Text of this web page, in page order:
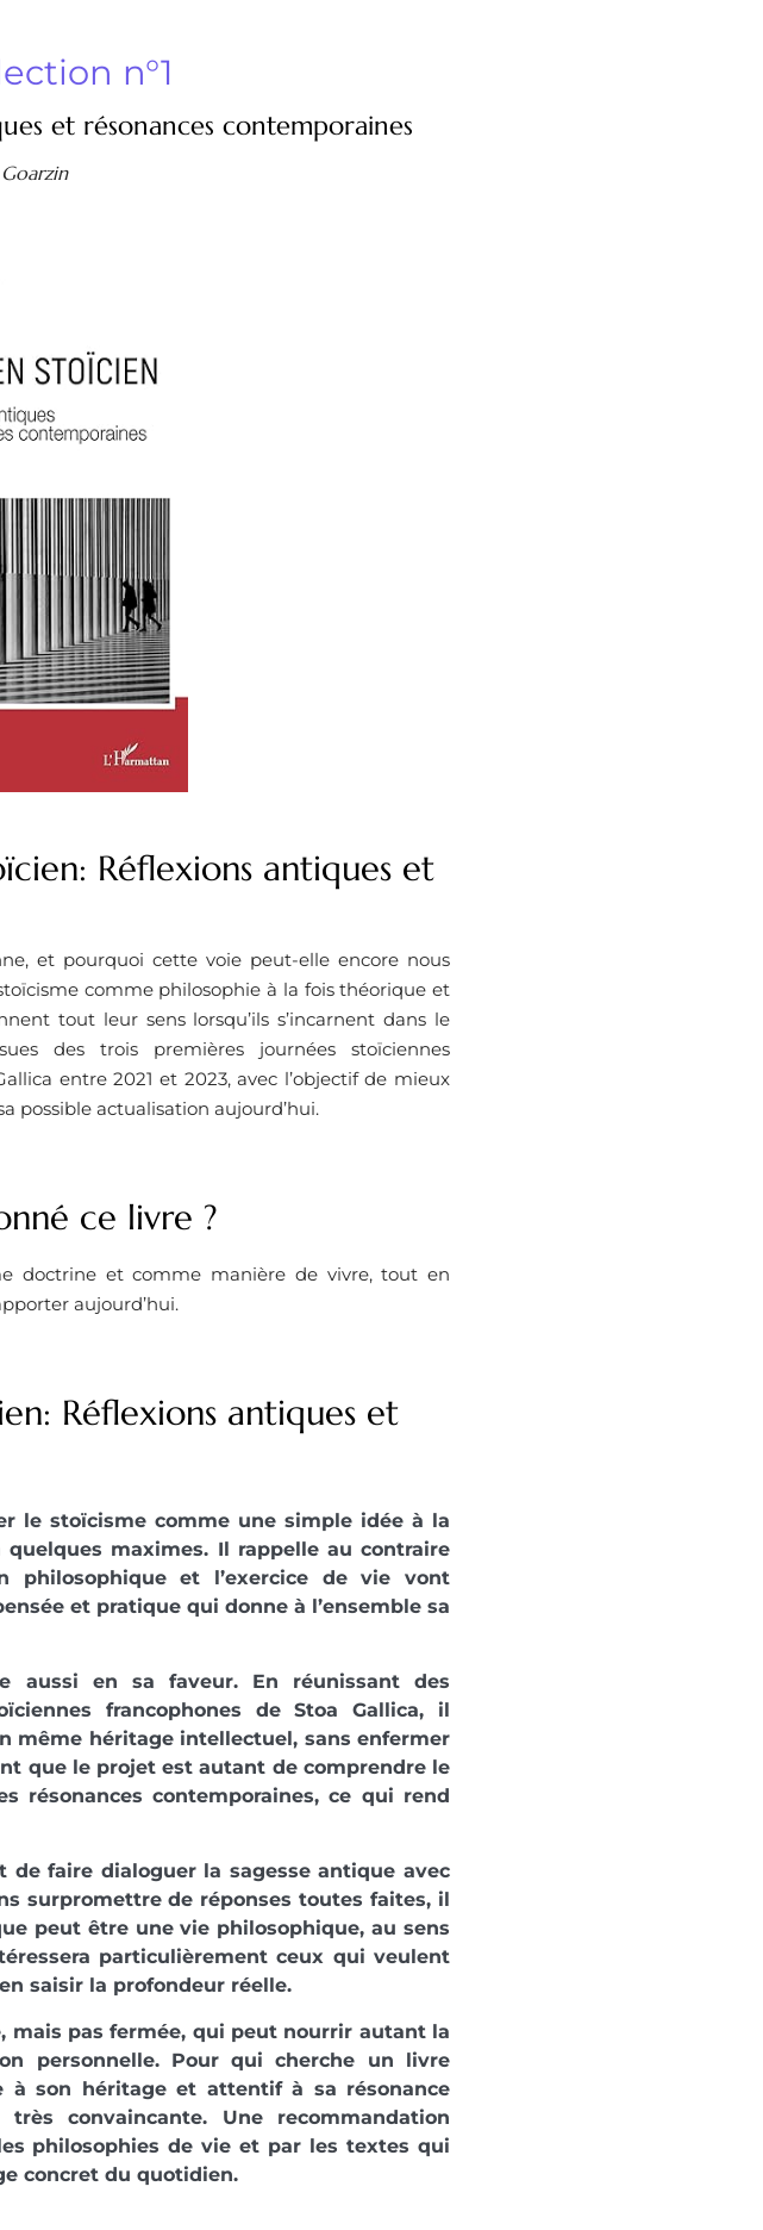
n°1
et résonances contemporaines
Réflexions antiques et
et pourquoi cette voie peut-elle encore nous
comme philosophie à la fois théorique et
tout leur sens lorsqu’ils s’incarnent dans le
des trois premières journées stoïciennes
entre 2021 et 2023, avec l’objectif de mieux
possible actualisation aujourd’hui.
ce livre ?
doctrine et comme manière de vivre, tout en
aujourd’hui.
Réflexions antiques et
le stoïcisme comme une simple idée à la
maximes. Il rappelle au contraire
philosophique et l’exercice de vie vont
et pratique qui donne à l’ensemble sa
aussi en sa faveur. En réunissant des
francophones de Stoa Gallica, il
même héritage intellectuel, sans enfermer
que le projet est autant de comprendre le
résonances contemporaines, ce qui rend
de faire dialoguer la sagesse antique avec
surpromettre de réponses toutes faites, il
peut être une vie philosophique, au sens
particulièrement ceux qui veulent
saisir la profondeur réelle.
mais pas fermée, qui peut nourrir autant la
personnelle. Pour qui cherche un livre
son héritage et attentif à sa résonance
convaincante. Une recommandation
philosophies de vie et par les textes qui
concret du quotidien.